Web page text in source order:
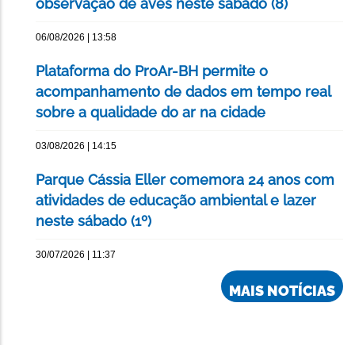
observação de aves neste sábado (8)
06/08/2026 | 13:58
Plataforma do ProAr-BH permite o
acompanhamento de dados em tempo real
sobre a qualidade do ar na cidade
03/08/2026 | 14:15
Parque Cássia Eller comemora 24 anos com
atividades de educação ambiental e lazer
neste sábado (1º)
30/07/2026 | 11:37
MAIS NOTÍCIAS